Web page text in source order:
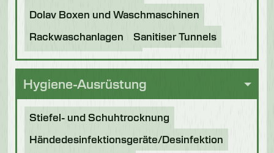
Dolav Boxen und Waschmaschinen
Rackwaschanlagen
Sanitiser Tunnels
Andere Anwendungen
Generalüberholte Maschinen
Hygiene-Ausrüstung
Stiefel- und Schuhtrocknung
Händedesinfektionsgeräte/Desinfektion